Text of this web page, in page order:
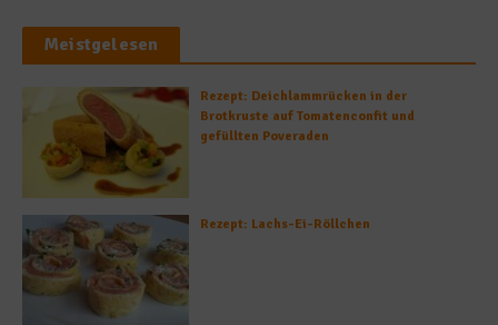
Meistgelesen
Rezept: Deichlammrücken in der
Brotkruste auf Tomatenconfit und
gefüllten Poveraden
Rezept: Lachs-Ei-Röllchen